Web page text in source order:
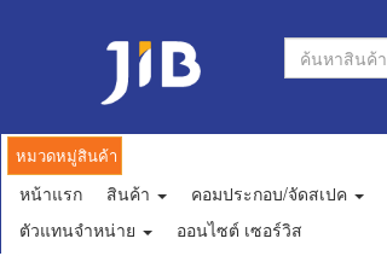
หมวดหมู่สินค้า
หน้าแรก สินค้า คอมประกอบ/จัดสเปค
ตัวแทนจำหน่าย
ออนไซต์ เซอร์วิส